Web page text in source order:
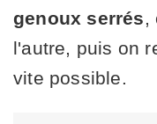
genoux serrés
l'autre, puis on
vite possible.